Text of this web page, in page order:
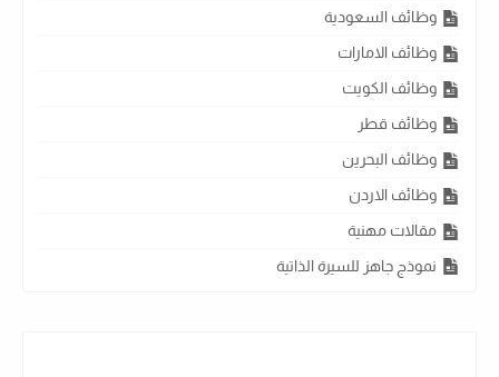
وظائف السعودية
وظائف الامارات
وظائف الكويت
وظائف قطر
وظائف البحرين
وظائف الاردن
مقالات مهنية
نموذج جاهز للسيرة الذاتية